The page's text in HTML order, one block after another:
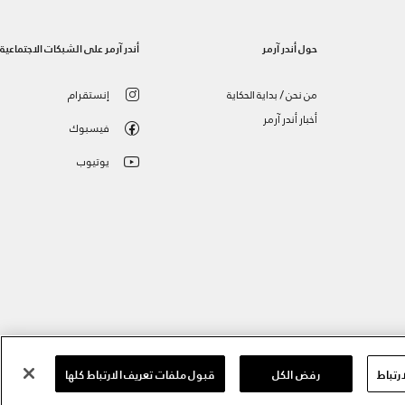
حول أندر آرمر
من نحن / بداية الحكاية
أخبار أندر آرمر
أندر آرمر على الشبكات الاجتماعية
إنستقرام
فيسبوك
يوتيوب
رفض الكل قبول ملفات تعريف الارتباط كلها